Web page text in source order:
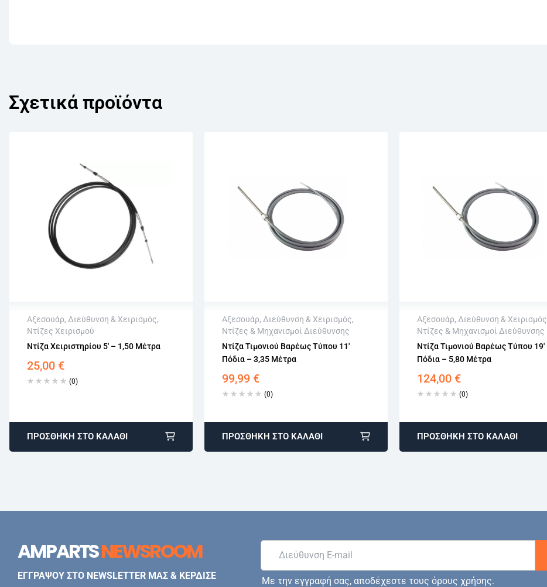
Σχετικά προϊόντα
Αξεσουάρ, Διεύθυνση & Χειρισμός,
Ντίζες Χειρισμού
Ντίζα Χειριστηρίου 5′ – 1,50 Μέτρα
25,00 €
(0)
Επιστροφή εντός 15 εργάσιμων
Αγορά χωρίς εγγραφή
ΠΡΟΣΘΉΚΗ ΣΤΟ ΚΑΛΆΘΙ
Αξεσουάρ, Διεύθυνση & Χειρισμός,
Ντίζες & Μηχανισμοί Διεύθυνσης
Ντίζα Τιμονιού Βαρέως Τύπου 11′
Πόδια – 3,35 Μέτρα
99,99 €
(0)
Επιστροφή εντός 15 εργάσιμων
Αγορά χωρίς εγγραφή
ΠΡΟΣΘΉΚΗ ΣΤΟ ΚΑΛΆΘΙ
Αξεσουάρ, Διεύθυνση & Χειρισμός
Ντίζες & Μηχανισμοί Διεύθυνσης
Ντίζα Τιμονιού Βαρέως Τύπου 19′
Πόδια – 5,80 Μέτρα
124,00 €
(0)
Επιστροφή εντός 15 εργάσιμων
Αγορά χωρίς εγγραφή
ΠΡΟΣΘΉΚΗ ΣΤΟ ΚΑΛΆΘΙ
AMPARTSNEWSROOM
ΕΓΓΡΑΨΟΥ ΣΤΟ NEWSLETTER ΜΑΣ & ΚΕΡΔΙΣΕ Με την εγγραφή σας, αποδέχεστε τους όρους χρήσης.